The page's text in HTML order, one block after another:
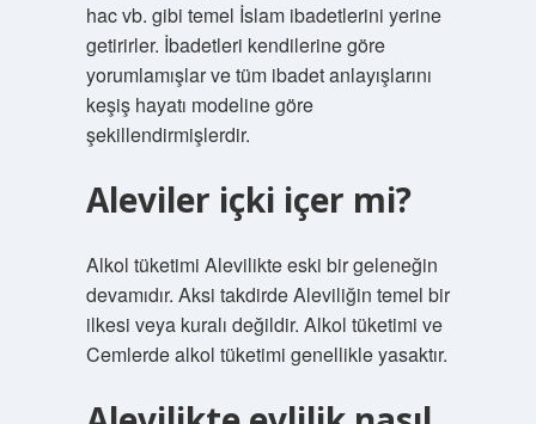
hac vb. gibi temel İslam ibadetlerini yerine
getirirler. İbadetleri kendilerine göre
yorumlamışlar ve tüm ibadet anlayışlarını
keşiş hayatı modeline göre
şekillendirmişlerdir.
Aleviler içki içer mi?
Alkol tüketimi Alevilikte eski bir geleneğin
devamıdır. Aksi takdirde Aleviliğin temel bir
ilkesi veya kuralı değildir. Alkol tüketimi ve
Cemlerde alkol tüketimi genellikle yasaktır.